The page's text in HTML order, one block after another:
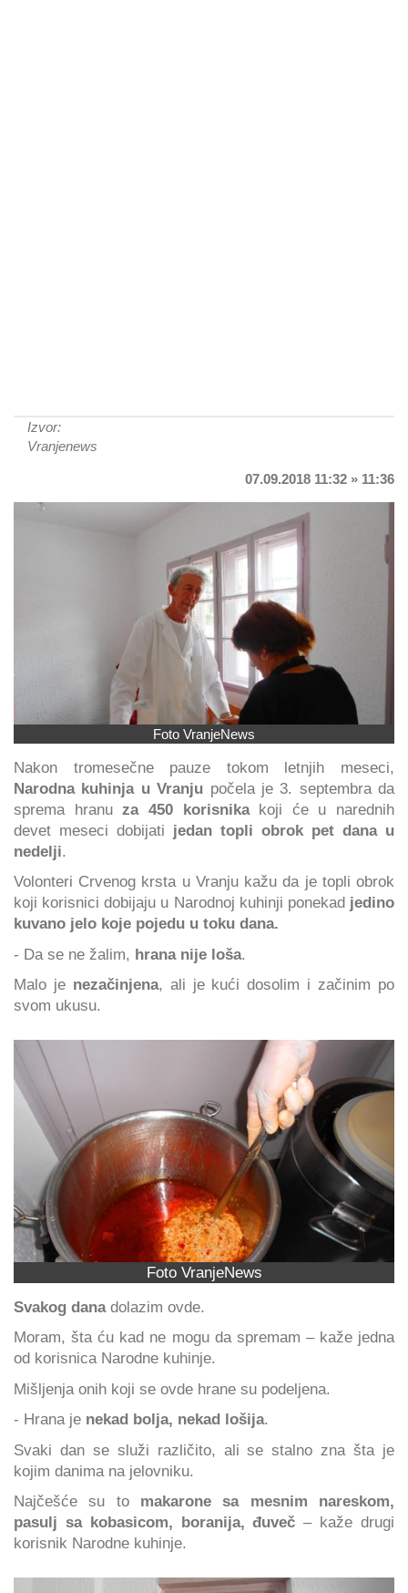
Izvor:
Vranjenews
07.09.2018 11:32 » 11:36
Foto VranjeNews
Nakon tromesečne pauze tokom letnjih meseci,
Narodna kuhinja u Vranju počela je 3. septembra da
sprema hranuza 450 korisnika koji će u narednih
devet meseci dobijati jedan topli obrok pet dana u
nedelji.
Volonteri Crvenog krsta u Vranju kažu da je topli obrok
koji korisnici dobijaju u Narodnoj kuhinji ponekad jedino
kuvano jelo koje pojedu u toku dana.
- Da se ne žalim, hrana nije loša.
Malo je nezačinjena, ali je kući dosolim i začinim po
svom ukusu.
Foto VranjeNews
Svakog danadolazim ovde.
Moram, šta ću kad ne mogu da spremam – kaže jedna
od korisnica Narodne kuhinje.
Mišljenja onih koji se ovde hrane su podeljena.
- Hrana je nekad bolja, nekad lošija.
Svaki dan se služi različito, ali se stalno zna šta je
kojim danima na jelovniku.
Najčešće su tomakarone sa mesnim nareskom,
pasulj sa kobasicom, boranija, đuveč – kaže drugi
korisnik Narodne kuhinje.